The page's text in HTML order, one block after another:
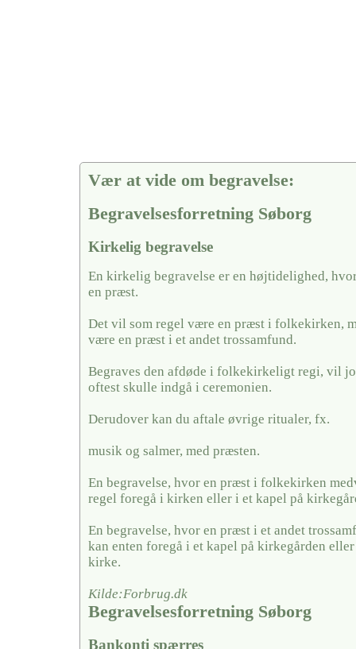
Vær at vide om begravelse:
Begravelsesforretning Søborg
Kirkelig begravelse
En kirkelig begravelse er en højtidelighed,
en præst.
Det vil som regel være en præst i folkekirken,
være en præst i et andet trossamfund.
Begraves den afdøde i folkekirkeligt regi, vil
oftest skulle indgå i ceremonien.
Derudover kan du aftale øvrige ritualer, fx.
musik og salmer, med præsten.
En begravelse, hvor en præst i folkekirken
regel foregå i kirken eller i et kapel på
En begravelse, hvor en præst i et andet
kan enten foregå i et kapel på kirkegården
kirke.
Kilde:Forbrug.dk
Begravelsesforretning Søborg
Bankonti spærres